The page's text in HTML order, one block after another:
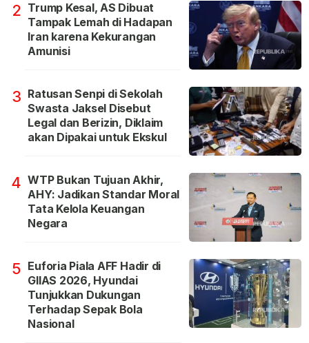
2 Trump Kesal, AS Dibuat
Tampak Lemah di Hadapan
Iran karena Kekurangan
Amunisi
3 Ratusan Senpi di Sekolah
Swasta Jaksel Disebut
Legal dan Berizin, Diklaim
akan Dipakai untuk Ekskul
4 WTP Bukan Tujuan Akhir,
AHY: Jadikan Standar Moral
Tata Kelola Keuangan
Negara
5 Euforia Piala AFF Hadir di
GIIAS 2026, Hyundai
Tunjukkan Dukungan
Terhadap Sepak Bola
Nasional